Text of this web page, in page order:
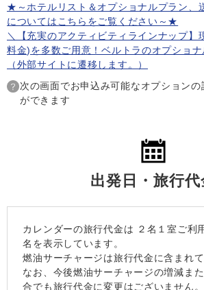
★～ホテルリスト＆オプショナルプラン、
についてはこちらをご覧ください～★
＼【充実のアクティビティラインナップ】
料金)を多数ご用意！ベルトラのオプショ
（外部サイトに遷移します。）
次の画面でお申込み可能なオプションの
ができます
出発日・旅行代
カレンダーの旅行代金は ２名１室 ご利
名を表示しています。
燃油サーチャージは旅行代金に含まれて
なお、今後燃油サーチャージの増減ま
合でも旅行代金に変更はございません。